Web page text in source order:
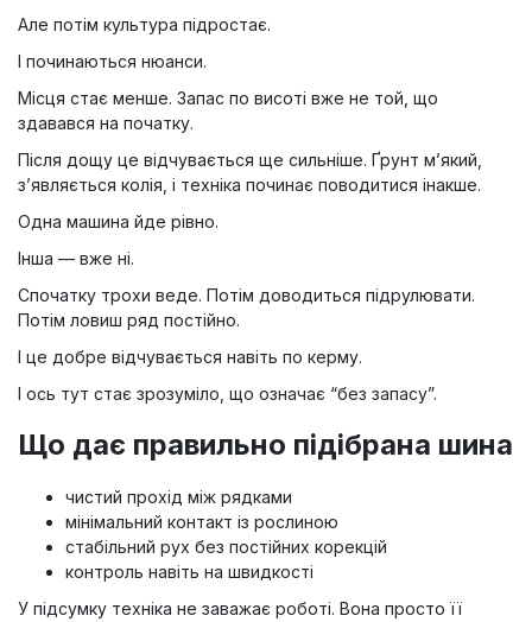
Але потім культура підростає.
І починаються нюанси.
Місця стає менше. Запас по висоті вже не той, що
здавався на початку.
Після дощу це відчувається ще сильніше. Ґрунт м’який,
з’являється колія, і техніка починає поводитися інакше.
Одна машина йде рівно.
Інша — вже ні.
Спочатку трохи веде. Потім доводиться підрулювати.
Потім ловиш ряд постійно.
І це добре відчувається навіть по керму.
І ось тут стає зрозуміло, що означає “без запасу”.
Що дає правильно підібрана шина
чистий прохід між рядками
мінімальний контакт із рослиною
стабільний рух без постійних корекцій
контроль навіть на швидкості
У підсумку техніка не заважає роботі. Вона просто її